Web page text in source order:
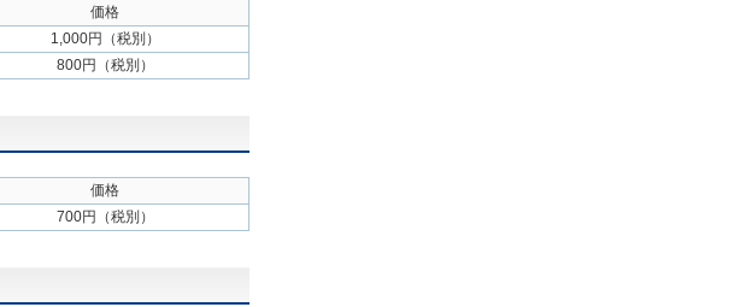
価格
1,000円（税別）
800円（税別）
価格
700円（税別）